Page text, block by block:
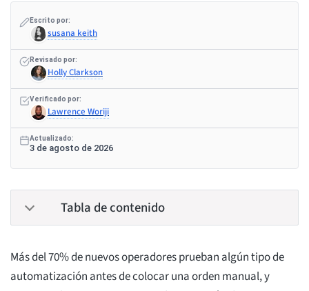
Escrito por:
susana keith
Revisado por:
Holly Clarkson
Verificado por:
Lawrence Woriji
Actualizado:
3 de agosto de 2026
Tabla de contenido
Más del 70% de nuevos operadores prueban algún tipo de
automatización antes de colocar una orden manual, y